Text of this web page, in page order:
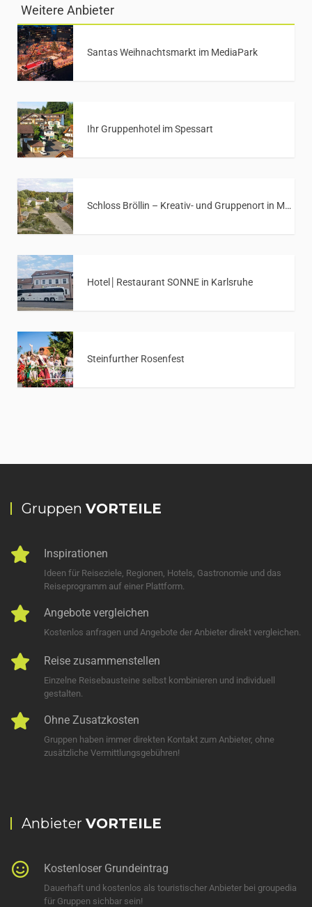
Weitere Anbieter
Santas Weihnachtsmarkt im MediaPark
Ihr Gruppenhotel im Spessart
Schloss Bröllin – Kreativ- und Gruppenort in Mecklenburg-Vorpommern
Hotel│Restaurant SONNE in Karlsruhe
Steinfurther Rosenfest
Gruppen VORTEILE
Inspirationen
Ideen für Reiseziele, Regionen, Hotels, Gastronomie und das
Reiseprogramm auf einer Plattform.
Angebote vergleichen
Kostenlos anfragen und Angebote der Anbieter direkt vergleichen.
Reise zusammenstellen
Einzelne Reisebausteine selbst kombinieren und individuell
gestalten.
Ohne Zusatzkosten
Gruppen haben immer direkten Kontakt zum Anbieter, ohne
zusätzliche Vermittlungsgebühren!
Anbieter VORTEILE
Kostenloser Grundeintrag
Dauerhaft und kostenlos als touristischer Anbieter bei groupedia
für Gruppen sichbar sein!